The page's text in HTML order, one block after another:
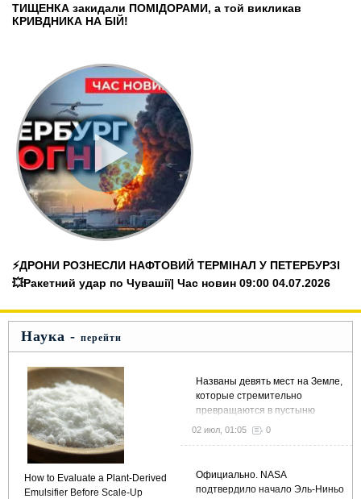
ТИЩЕНКА закидали ПОМІДОРАМИ, а той викликав
КРИВДНИКА НА БІЙ!
⚡️ДРОНИ РОЗНЕСЛИ НАФТОВИЙ ТЕРМІНАЛ У ПЕТЕРБУРЗІ
💥Ракетний удар по Чувашії| Час новин 09:00 04.07.2026
Наука - перейти
How to Evaluate a Plant-Derived
Emulsifier Before Scale-Up
Названы девять мест на Земле,
которые стремительно
превращаются в пустыню
02 июл, 01:05 0
Официально. NASA
подтвердило начало Эль-Ниньо